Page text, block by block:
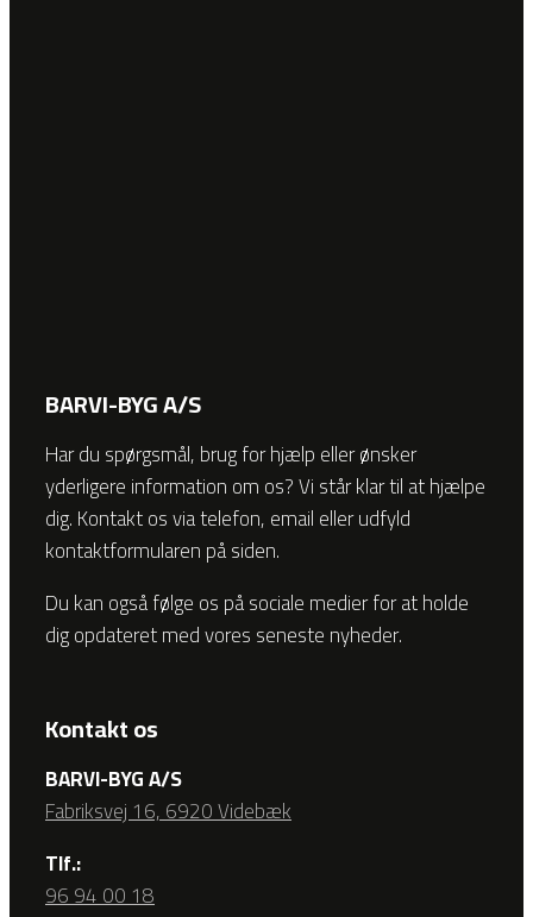
BARVI-BYG A/S
Har du spørgsmål, brug for hjælp eller ønsker
yderligere information om os? Vi står klar til at hjælpe
dig. Kontakt os via telefon, email eller udfyld
kontaktformularen på siden.
Du kan også følge os på sociale medier for at holde
dig opdateret med vores seneste nyheder.
Kontakt os
BARVI-BYG A/S
Fabriksvej 16, 6920 Videbæk
Tlf.:
96 94 00 18